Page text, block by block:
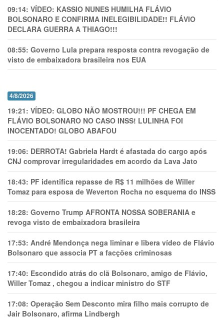
09:14: VÍDEO: KASSIO NUNES HUMlLHA FLÁVIO
BOLSONARO E CONFIRMA INELEGIBILIDADE!! FLÁVIO
DECLARA GUERRA A THIAGO!!!
08:55: Governo Lula prepara resposta contra revogação de
visto de embaixadora brasileira nos EUA
4/8/2026
19:21: VÍDEO: GLOBO NÃO MOSTROU!!! PF CHEGA EM
FLÁVIO BOLSONARO NO CASO INSS! LULINHA FOI
INOCENTADO! GLOBO ABAFOU
19:06: DERROTA! Gabriela Hardt é afastada do cargo após
CNJ comprovar irregularidades em acordo da Lava Jato
18:43: PF identifica repasse de R$ 11 milhões de Willer
Tomaz para esposa de Weverton Rocha no esquema do INSS
18:28: Governo Trump AFRONTA NOSSA SOBERANIA e
revoga visto de embaixadora brasileira
17:53: André Mendonça nega liminar e libera vídeo de Flávio
Bolsonaro que associa PT a facções criminosas
17:40: Escondido atrás do clã Bolsonaro, amigo de Flávio,
Willer Tomaz , chegou a indicar ministro do STF
17:08: Operação Sem Desconto mira filho mais corrupto de
Jair Bolsonaro, afirma Lindbergh